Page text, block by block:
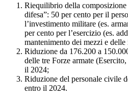
Riequilibrio della composizione
difesa”: 50 per cento per il
l’investimento militare (es.
per cento per l’esercizio (es.
mantenimento dei mezzi e
Riduzione da 176.200 a
delle tre Forze armate
il 2024;
Riduzione del personale civile
entro il 2024.